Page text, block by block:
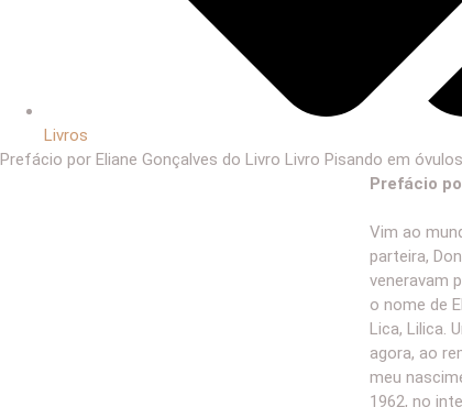
Livros
Prefácio por Eliane Gonçalves do Livro Livro Pisando em
Prefácio
Vim ao
parteira,
veneravam
o nome de
Lica, Lilica.
agora, ao
meu
1962, no